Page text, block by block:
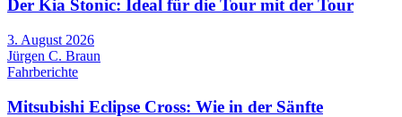
Der Kia Stonic: Ideal für die Tour mit der Tour
3. August 2026
Jürgen C. Braun
Fahrberichte
Mitsubishi Eclipse Cross: Wie in der Sänfte